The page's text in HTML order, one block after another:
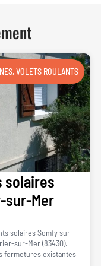
,VOLETS ROULANTS
solaires
sur-Mer
solaires Somfy sur
sur-Mer (83430).
fermetures existantes